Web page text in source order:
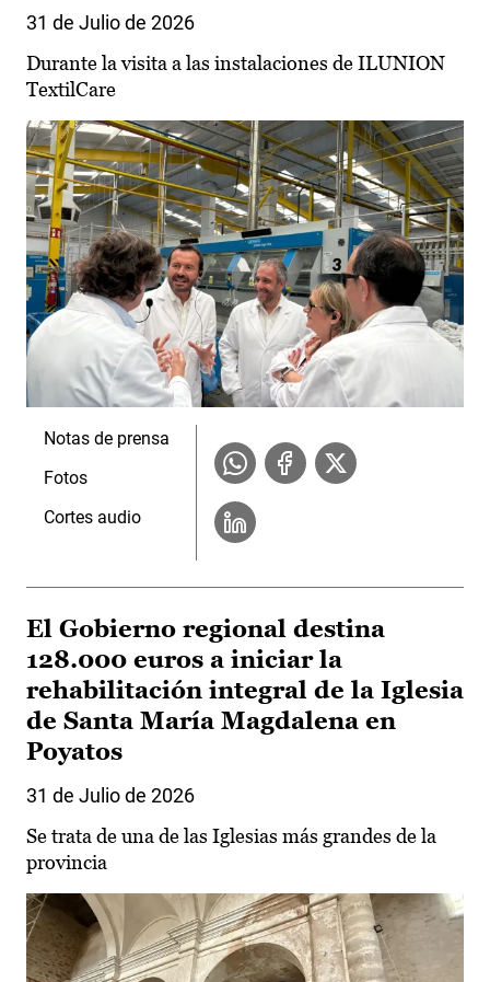
31 de Julio de 2026
Durante la visita a las instalaciones de ILUNION
TextilCare
Notas de prensa
Fotos
Cortes audio
El Gobierno regional destina
128.000 euros a iniciar la
rehabilitación integral de la Iglesia
de Santa María Magdalena en
Poyatos
31 de Julio de 2026
Se trata de una de las Iglesias más grandes de la
provincia